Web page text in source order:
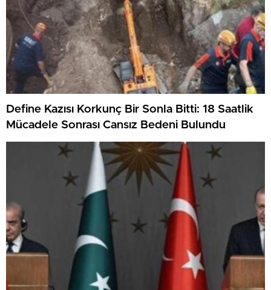
Define Kazısı Korkunç Bir Sonla Bitti: 18 Saatlik
Mücadele Sonrası Cansız Bedeni Bulundu